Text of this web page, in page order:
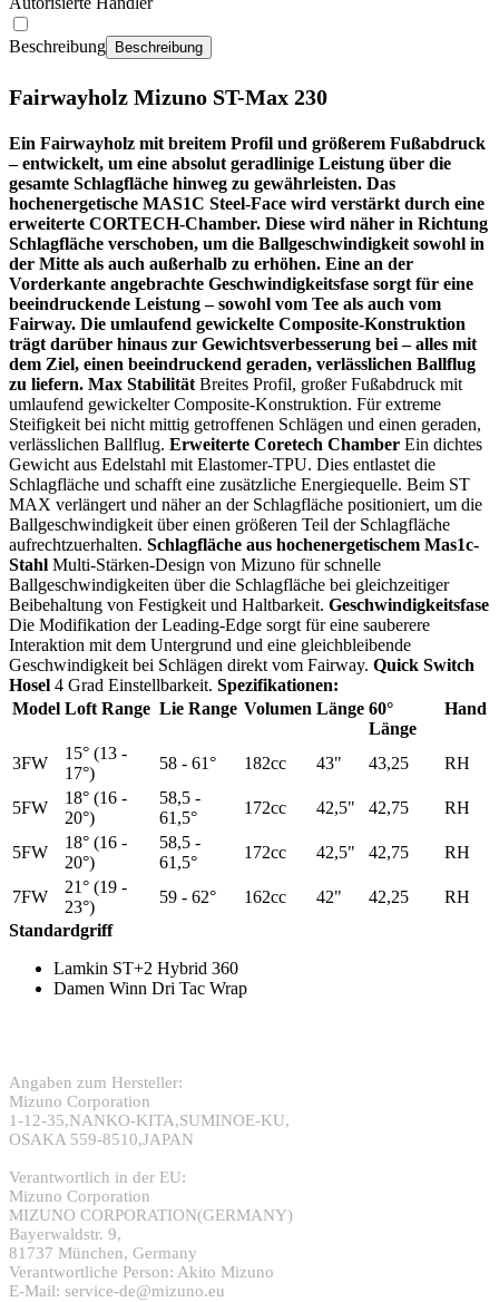
Beschreibung Beschreibung
Fairwayholz Mizuno ST-Max 230
Ein Fairwayholz mit breitem Profil und größerem Fußabdruck
– entwickelt, um eine absolut geradlinige Leistung über die
gesamte Schlagfläche hinweg zu gewährleisten. Das
hochenergetische MAS1C Steel-Face wird verstärkt durch eine
erweiterte CORTECH-Chamber. Diese wird näher in Richtung
Schlagfläche verschoben, um die Ballgeschwindigkeit sowohl in
der Mitte als auch außerhalb zu erhöhen. Eine an der
Vorderkante angebrachte Geschwindigkeitsfase sorgt für eine
beeindruckende Leistung – sowohl vom Tee als auch vom
Fairway. Die umlaufend gewickelte Composite-Konstruktion
trägt darüber hinaus zur Gewichtsverbesserung bei – alles mit
dem Ziel, einen beeindruckend geraden, verlässlichen Ballflug
zu liefern. Max Stabilität Breites Profil, großer Fußabdruck mit
umlaufend gewickelter Composite-Konstruktion. Für extreme
Steifigkeit bei nicht mittig getroffenen Schlägen und einen geraden,
verlässlichen Ballflug. Erweiterte Coretech Chamber Ein dichtes
Gewicht aus Edelstahl mit Elastomer-TPU. Dies entlastet die
Schlagfläche und schafft eine zusätzliche Energiequelle. Beim ST
MAX verlängert und näher an der Schlagfläche positioniert, um die
Ballgeschwindigkeit über einen größeren Teil der Schlagfläche
aufrechtzuerhalten. Schlagfläche aus hochenergetischem Mas1c-
Stahl Multi-Stärken-Design von Mizuno für schnelle
Ballgeschwindigkeiten über die Schlagfläche bei gleichzeitiger
Beibehaltung von Festigkeit und Haltbarkeit. Geschwindigkeitsfase
Die Modifikation der Leading-Edge sorgt für eine sauberere
Interaktion mit dem Untergrund und eine gleichbleibende
Geschwindigkeit bei Schlägen direkt vom Fairway. Quick Switch
Hosel 4 Grad Einstellbarkeit. Spezifikationen:
Model Loft Range Lie Range Volumen Länge 60°
Länge
Hand
3FW
15° (13 -
17°)
58 - 61° 182cc 43" 43,25 RH
5FW
18° (16 -
20°)
58,5 -
61,5°
172cc 42,5" 42,75 RH
5FW
18° (16 -
20°)
58,5 -
61,5°
172cc 42,5" 42,75 RH
7FW
21° (19 -
23°)
59 - 62° 162cc 42" 42,25
RH
Standardgriff
Lamkin ST+2 Hybrid 360
Damen Winn Dri Tac Wrap
Angaben zum Hersteller:
Mizuno Corporation
1-12-35,NANKO-KITA,SUMINOE-KU,
OSAKA 559-8510,JAPAN
Verantwortlich in der EU:
Mizuno Corporation
MIZUNO CORPORATION(GERMANY)
Bayerwaldstr. 9,
81737 München, Germany
Verantwortliche Person: Akito Mizuno
E-Mail: service-de@mizuno.eu